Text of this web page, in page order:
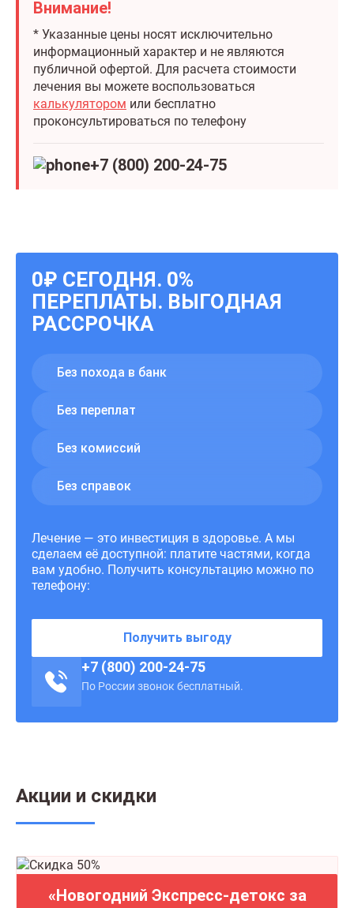
Внимание!
* Указанные цены носят исключительно
информационный характер и не являются
публичной офертой. Для расчета стоимости
лечения вы можете воспользоваться
калькулятором или бесплатно
проконсультироваться по телефону
+7 (800) 200-24-75
0₽ СЕГОДНЯ. 0%
ПЕРЕПЛАТЫ. ВЫГОДНАЯ
РАССРОЧКА
Без похода в банк
Без переплат
Без комиссий
Без справок
Лечение — это инвестиция в здоровье. А мы
сделаем её доступной: платите частями, когда
вам удобно. Получить консультацию можно по
телефону:
Получить выгоду
+7 (800) 200-24-75
По России звонок бесплатный.
Акции и скидки
«Новогодний Экспресс-детокс за